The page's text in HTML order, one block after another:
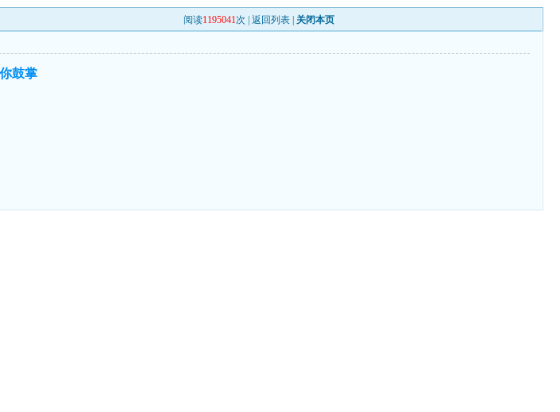
阅读1195041次 |返回列表 关闭本页
鼓掌